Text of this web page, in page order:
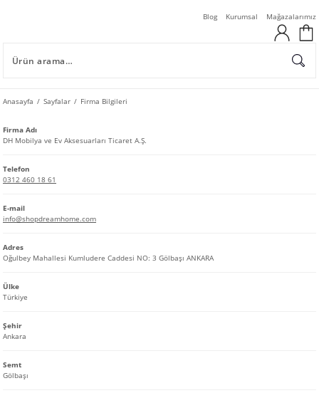
Blog Kurumsal Mağazalarımız
Anasayfa Sayfalar Firma Bilgileri
Firma Adı
DH Mobilya ve Ev Aksesuarları Ticaret A.Ş.
Telefon
0312 460 18 61
E-mail
info@shopdreamhome.com
Adres
Oğulbey Mahallesi Kumludere Caddesi NO: 3 Gölbaşı ANKARA
Ülke
Türkiye
Şehir
Ankara
Semt
Gölbaşı